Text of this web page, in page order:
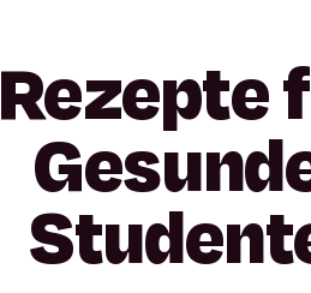
Rezepte